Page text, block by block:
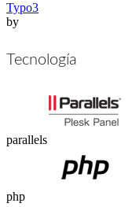
Typo3
by
Tecnología
parallels
php